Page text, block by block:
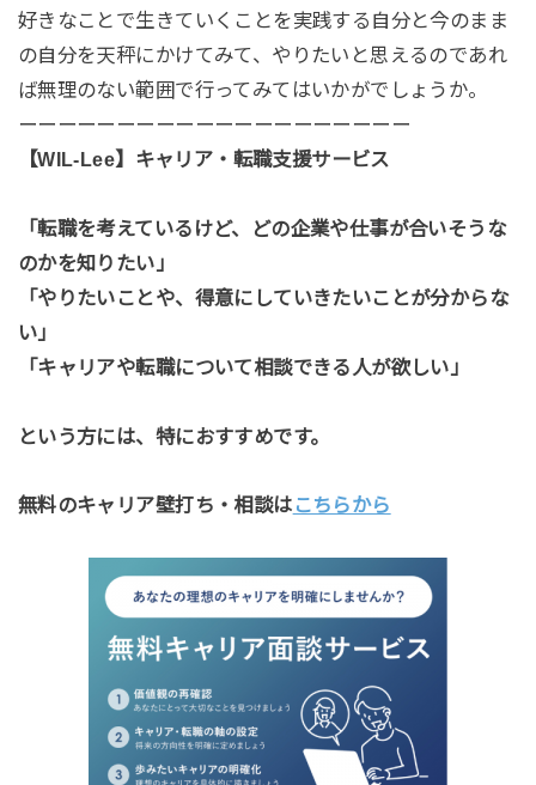
好きなことで生きていくことを実践する自分と今のまま
の自分を天秤にかけてみて、やりたいと思えるのであれ
ば無理のない範囲で行ってみてはいかがでしょうか。
ーーーーーーーーーーーーーーーーーーーー
【WIL-Lee】キャリア・転職支援サービス
「転職を考えているけど、どの企業や仕事が合いそうな
のかを知りたい」
「やりたいことや、得意にしていきたいことが分からな
い」
「キャリアや転職について相談できる人が欲しい」
という方には、特におすすめです。
無料のキャリア壁打ち・相談は こちらから